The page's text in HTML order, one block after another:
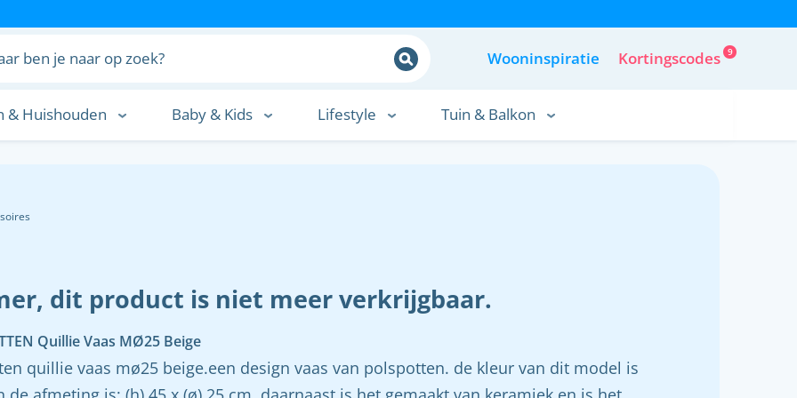
Wooninspiratie Kortingscodes 9
& Huishouden Baby & Kids Lifestyle Tuin & Balkon
dit product is niet meer verkrijgbaar.
Quillie Vaas MØ25 Beige
quillie vaas mø25 beige.een design vaas van polspotten. de kleur van dit model is